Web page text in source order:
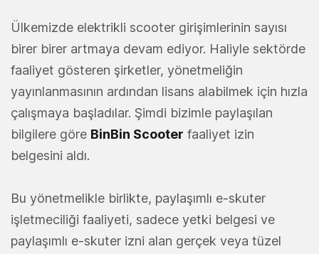
Ülkemizde elektrikli scooter girişimlerinin sayısı
birer birer artmaya devam ediyor. Haliyle sektörde
faaliyet gösteren şirketler, yönetmeliğin
yayınlanmasının ardından lisans alabilmek için hızla
çalışmaya başladılar. Şimdi bizimle paylaşılan
bilgilere göre BinBin Scooter faaliyet izin
belgesini aldı.
Bu yönetmelikle birlikte, paylaşımlı e-skuter
işletmeciliği faaliyeti, sadece yetki belgesi ve
paylaşımlı e-skuter izni alan gerçek veya tüzel